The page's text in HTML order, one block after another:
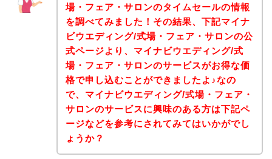
場・フェア・サロンのタイムセールの情報
を調べてみました！その結果、下記マイナ
ビウエディング/式場・フェア・サロンの公
式ページより、マイナビウエディング/式
場・フェア・サロンのサービスがお得な価
格で申し込むことができましたよ♪なの
で、マイナビウエディング/式場・フェア・
サロンのサービスに興味のある方は下記ペ
ージなどを参考にされてみてはいかがでし
ょうか？